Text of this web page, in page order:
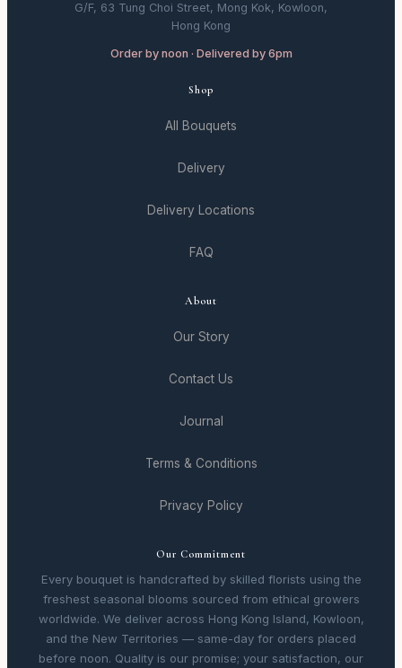
G/F, 63 Tung Choi Street, Mong Kok, Kowloon,
Hong Kong
Order by noon · Delivered by 6pm
Shop
All Bouquets
Delivery
Delivery Locations
FAQ
About
Our Story
Contact Us
Journal
Terms & Conditions
Privacy Policy
Our Commitment
Every bouquet is handcrafted by skilled florists using the
freshest seasonal blooms sourced from ethical growers
worldwide. We deliver across Hong Kong Island, Kowloon,
and the New Territories — same-day for orders placed
before noon. Quality is our promise; your satisfaction, our